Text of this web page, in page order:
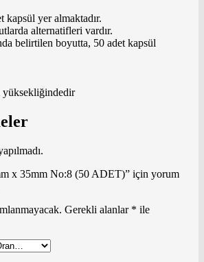
kapsül yer almaktadır.
alternatifleri vardır.
belirtilen boyutta, 50 adet kapsül
yüksekliğindedir
x 35mm No:8 (50 ADET)” için yorum
Gerekli alanlar * ile